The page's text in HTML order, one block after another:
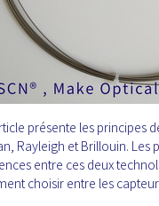
présente les principes
Rayleigh et Brillouin.
entre ces deux
choisir entre les